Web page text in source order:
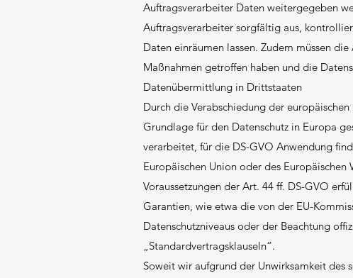
Auftragsverarbeiter Daten weitergegeben
Auftragsverarbeiter sorgfältig aus,
Daten einräumen lassen. Zudem müssen
Maßnahmen getroffen haben und die
Datenübermittlung in Drittstaaten
Durch die Verabschiedung der
Grundlage für den Datenschutz in Europa
verarbeitet, für die DS-GVO Anwendung
Europäischen Union oder des
Voraussetzungen der Art. 44 ff. DS-GVO
Garantien, wie etwa die von der EU-
Datenschutzniveaus oder der Beachtung
„Standardvertragsklauseln“.
Soweit wir aufgrund der Unwirksamkeit des